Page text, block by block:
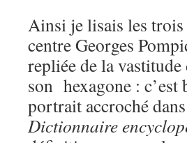
Ainsi je lisais les
centre Georges
repliée de la
son hexagone : c’est
portrait accroché
Dictionnaire